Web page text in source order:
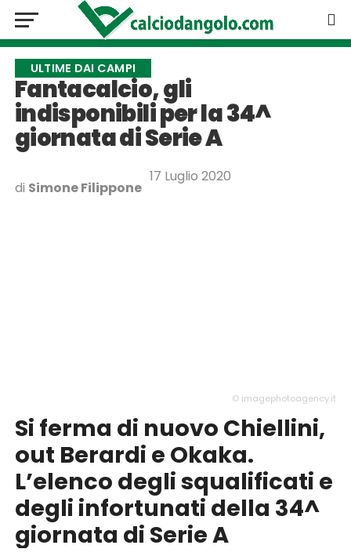
ULTIME DAI CAMPI
Fantacalcio, gli
indisponibili per la 34^
giornata di Serie A
di Simone Filippone
17 Luglio 2020
© imagephotoagency.it
Si ferma di nuovo Chiellini,
out Berardi e Okaka.
L’elenco degli squalificati e
degli infortunati della 34^
giornata di Serie A